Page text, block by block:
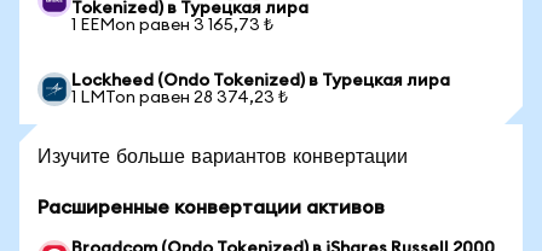
Tokenized) в Турецкая лира
1 EEMon равен 3 165,73 ₺
Lockheed (Ondo Tokenized) в Турецкая лира
1 LMTon равен 28 374,23 ₺
Изучите больше вариантов конвертации
Расширенные конвертации активов